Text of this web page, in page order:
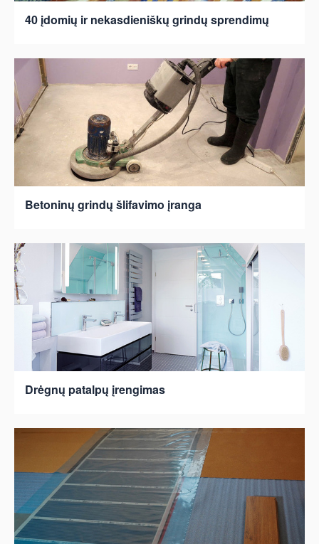
40 įdomių ir nekasdieniškų grindų sprendimų
Betoninų grindų šlifavimo įranga
Drėgnų patalpų įrengimas